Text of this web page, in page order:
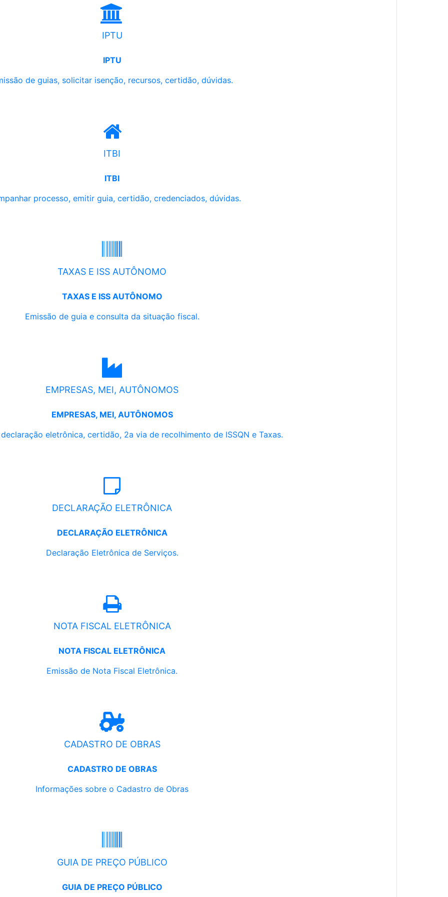
IPTU
IPTU
de guias, solicitar isenção, recursos, certidão, dúvidas.
ITBI
ITBI
processo, emitir guia, certidão, credenciados, dúvidas.
TAXAS E ISS AUTÔNOMO
TAXAS E ISS AUTÔNOMO
Emissão de guia e consulta da situação fiscal.
EMPRESAS, MEI, AUTÔNOMOS
EMPRESAS, MEI, AUTÔNOMOS
eletrônica, certidão, 2a via de recolhimento de ISSQN e Taxas.
DECLARAÇÃO ELETRÔNICA
DECLARAÇÃO ELETRÔNICA
Declaração Eletrônica de Serviços.
NOTA FISCAL ELETRÔNICA
NOTA FISCAL ELETRÔNICA
Emissão de Nota Fiscal Eletrônica.
CADASTRO DE OBRAS
CADASTRO DE OBRAS
Informações sobre o Cadastro de Obras
GUIA DE PREÇO PÚBLICO
GUIA DE PREÇO PÚBLICO